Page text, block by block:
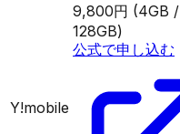
Y!mobile
9,800円 (4GB /
128GB)
公式で申し込む